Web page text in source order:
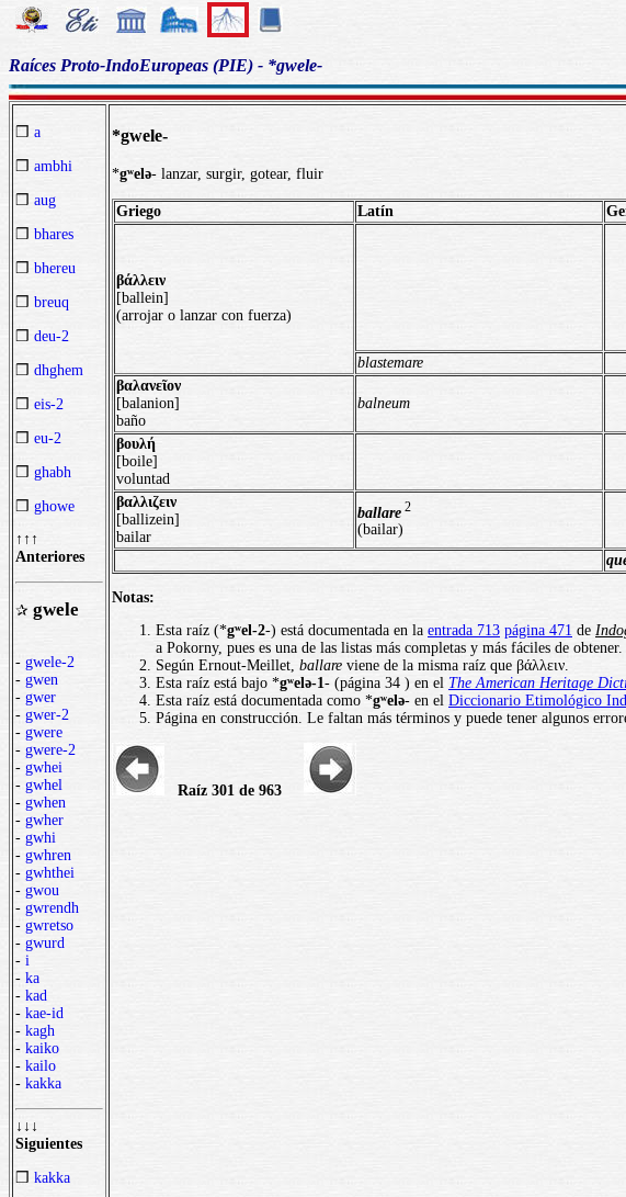
Raíces Proto-IndoEuropeas (PIE) - *gwele-
❒ a
❒ ambhi
❒ aug
❒ bhares
❒ bhereu
❒ breuq
❒ deu-2
❒ dhghem
❒ eis-2
❒ eu-2
❒ ghabh
❒ ghowe
↑↑↑
Anteriores
✰ gwele
- gwele-2
- gwen
- gwer
- gwer-2
- gwere
- gwere-2
- gwhei
- gwhel
- gwhen
- gwher
- gwhi
- gwhren
- gwhthei
- gwou
- gwrendh
- gwretso
- gwurd
- i
- ka
- kad
- kae-id
- kagh
- kaiko
- kailo
- kakka
↓↓↓
Siguientes
❒ kakka
*gwele-
*gʷelǝ- lanzar, surgir, gotear, fluir
Griego Latín
βάλλειν
[ballein]
(arrojar o lanzar con fuerza)
blastemare
βαλανεῖον
[balanion]
baño
balneum
βουλή
[boile]
voluntad
βαλλιζειν
[ballizein]
bailar
ballare 2
(bailar)
Notas:
Esta raíz (*gʷel-2-) está documentada en la entrada 713 página 471 de
a Pokorny, pues es una de las listas más completas y más fáciles de obtener.
Según Ernout-Meillet, ballare viene de la misma raíz que βάλλειν.
Esta raíz está bajo *gʷelǝ-1 - (página 34 ) en el The American Heritage
Esta raíz está documentada como *gʷelǝ- en el Diccionario Etimológico
Página en construcción. Le faltan más términos y puede tener algunos
Raíz 301 de 963